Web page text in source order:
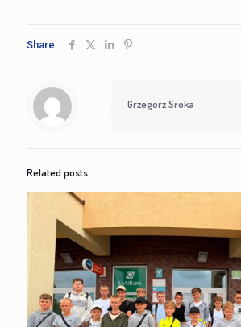
Share
Grzegorz Sroka
Related posts